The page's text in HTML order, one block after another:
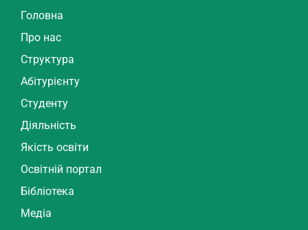
Головна
Про нас
Структура
Абітурієнту
Студенту
Діяльність
Якість освіти
Освітній портал
Бібліотека
Медіа